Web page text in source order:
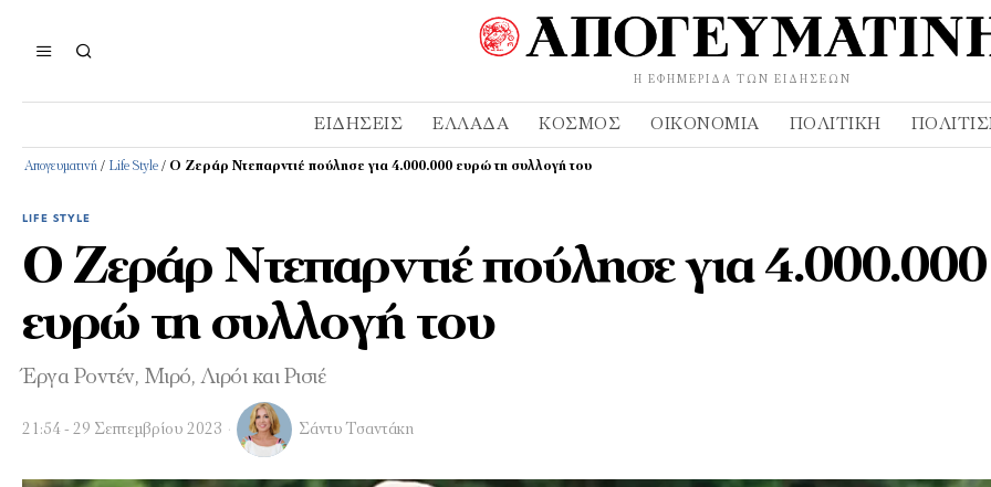
Η ΕΦΗΜΕΡΊΔΑ ΤΩΝ ΕΙΔΉΣΕΩΝ
ΕΙΔΉΣΕΙΣ ΕΛΛΆΔΑ ΚΌΣΜΟΣ ΟΙΚΟΝΟΜΊΑ ΠΟΛΙΤΙΚΉ
Απογευματινή / Life Style / Ο Ζεράρ Ντεπαρντιέ πούλησε για 4.000.000 ευρώ τη συλλογή του
LIFE STYLE
Ο Ζεράρ Ντεπαρντιέ πούλησε για 4.000.000
ευρώ τη συλλογή του
Έργα Ροντέν, Μιρό, Λιρόι και Ρισιέ
21:54 - 29 Σεπτεμβρίου 2023 Σάντυ Τσαντάκη